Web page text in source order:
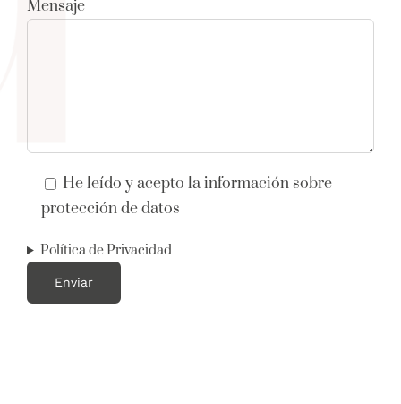
Mensaje
He leído y acepto la información sobre
protección de datos
Política de Privacidad